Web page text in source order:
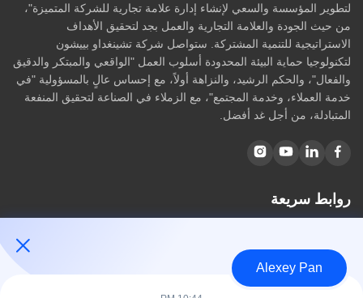
لتطوير المؤسسة والسعي لإنشاء إدارة علامة تجارية للشركة المتميزة"،
من حيث الجودة والعلامة التجارية والعمل بجد لتحقيق الأهداف
الاستراتيجية للتنمية المشتركة. ستواصل شركة تشينغداو بييشون
لتكنولوجيا حماية البيئة المحدودة أسلوب العمل "الواقعي والمبتكر والدقيق
والفعال"، والحكم الرشيد، والنزاهة أولاً، مع إحساس عالٍ بالمسؤولية "في
خدمة العملاء، وخدمة المجتمع"، مع الزملاء في الصناعة لتحقيق المنفعة
المتبادلة، من أجل غد أفضل.
روابط سريعة
معلومات عنا
المنتجات
اتصل بنا
Alexey Pan